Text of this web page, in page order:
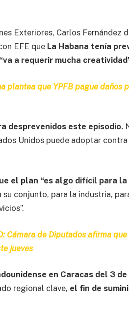
Exteriores, Carlos Fernández
EFE que La Habana tenía
a requerir mucha
plantea que YPFB pague daños
desprevenidos este episodio.
Unidos puede adoptar contra
el plan “es algo difícil para
conjunto, para la industria,
Cámara de Diputados afirma
jueves
en Caracas del 3
regional clave, el fin de